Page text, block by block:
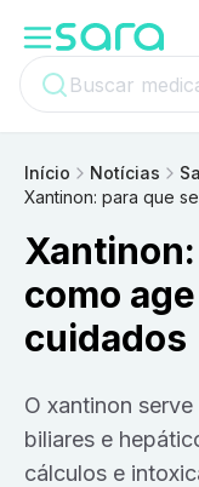
Início Notícias
Xantinon: para que
como
cuidados
O xantinon serve para tratamento de distúrbios
biliares e
cálculos e